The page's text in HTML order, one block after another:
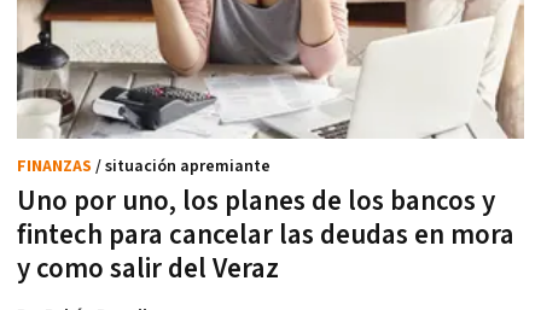
Uno por uno, los planes de los bancos y
fintech para cancelar las deudas en mora
y como salir del Veraz
FINANZAS / situación apremiante